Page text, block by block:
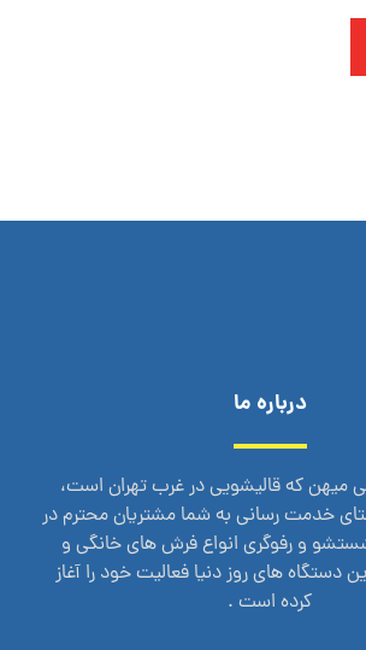
درباره ما
میهن که قالیشویی در غرب تهران است،
راستای خدمت رسانی به شما مشتریان محترم در
و رفوگری انواع فرش های خانگی و
دستگاه های روز دنیا فعالیت خود را آغاز
کرده است .